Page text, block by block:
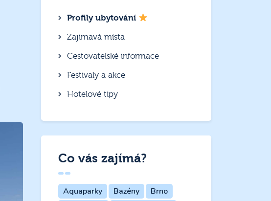
Profily ubytování
Zajímavá místa
Cestovatelské informace
Festivaly a akce
Hotelové tipy
Co vás zajímá?
Aquaparky Bazény
Brno